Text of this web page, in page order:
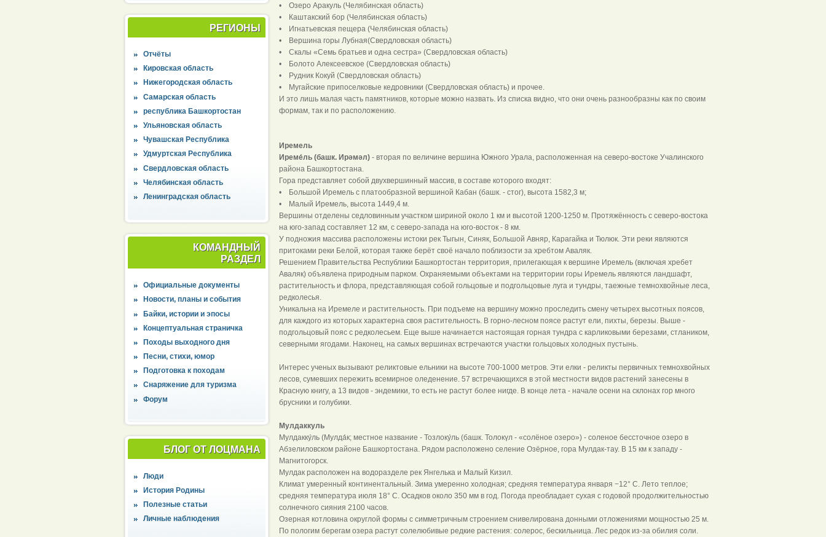
РЕГИОНЫ
Отчёты
Кировская область
Нижегородская область
Самарская область
республика Башкортостан
Ульяновская область
Чувашская Республика
Удмуртская Республика
Свердловская область
Челябинская область
Ленинградская область
КОМАНДНЫЙ
РАЗДЕЛ
Официальные документы
Новости, планы и события
Байки, истории и эпосы
Концептуальная страничка
Походы выходного дня
Песни, стихи, юмор
Подготовка к походам
Снаряжение для туризма
Форум
БЛОГ ОТ ЛОЦМАНА
Люди
История Родины
Полезные статьи
Личные наблюдения
• Озеро Аракуль (Челябинская область)
• Каштакский бор (Челябинская область)
• Игнатьевская пещера (Челябинская область)
• Вершина горы Лубная(Свердловская область)
• Скалы «Семь братьев и одна сестра» (Свердловская область)
• Болото Алексеевское (Свердловская область)
• Рудник Кокуй (Свердловская область)
• Мугайские припоселковые кедровники (Свердловская область) и прочее.
И это лишь малая часть памятников, которые можно назвать. Из списка видно, что они очень разнообразны как по своим
формам, так и по расположению.
Иремель
Иреме́ль (башк. Ирәмәл)- вторая по величине вершина Южного Урала, расположенная на северо-востоке Учалинского
района Башкортостана.
Гора представляет собой двухвершинный массив, в составе которого входят:
• Большой Иремель с платообразной вершиной Кабан (башк. - стог), высота 1582,3 м;
• Малый Иремель, высота 1449,4 м.
Вершины отделены седловинным участком шириной около 1 км и высотой 1200-1250 м. Протяжённость с северо-востока
на юго-запад составляет 12 км, с северо-запада на юго-восток - 8 км.
У подножия массива расположены истоки рек Тыгын, Синяк, Большой Авняр, Карагайка и Тюлюк. Эти реки являются
притоками реки Белой, которая также берёт своё начало поблизости за хребтом Аваляк.
Решением Правительства Республики Башкортостан территория, прилегающая к вершине Иремель (включая хребет
Аваляк) объявлена природным парком. Охраняемыми объектами на территории горы Иремель являются ландшафт,
растительность и флора, представляющая собой гольцовые и подгольцовые луга и тундры, таежные темнохвойные леса,
редколесья.
Уникальна на Иремеле и растительность. При подъеме на вершину можно проследить смену четырех высотных поясов,
для каждого из которых характерна своя растительность. В горно-лесном поясе растут ели, пихты, березы. Выше -
подгольцовый пояс с редколесьем. Еще выше начинается настоящая горная тундра с карликовыми березами, стлаником,
северными ягодами. Наконец, на самых вершинах встречаются участки гольцовых холодных пустынь.
Интерес ученых вызывают реликтовые ельники на высоте 700-1000 метров. Эти елки - реликты первичных темнохвойных
лесов, сумевших пережить всемирное оледенение. 57 встречающихся в этой местности видов растений занесены в
Красную книгу, а 13 видов - эндемики, то есть не растут более нигде. В конце лета - начале осени на склонах гор много
брусники и голубики.
Мулдаккуль
Мулдакку́ль (Мулда́к; местное название - Тозлоку́ль (башк. Толокүл - «солёное озеро») - соленое бессточное озеро в
Абзелиловском районе Башкортостана. Рядом расположено селение Озёрное, гора Мулдак-тау. В 15 км к западу -
Магнитогорск.
Мулдак расположен на водоразделе рек Янгелька и Малый Кизил.
Климат умеренный континентальный. Зима умеренно холодная; средняя температура января −12° С. Лето теплое;
средняя температура июля 18° С. Осадков около 350 мм в год. Погода преобладает сухая с годовой продолжительностью
солнечного сияния 2100 часов.
Озерная котловина округлой формы с симметричным строением снивелирована донными отложениями мощностью 25 м.
По пологим берегам озера растут солелюбивые редкие растения: солерос, бескильница. Лес редок из-за обилия соли.